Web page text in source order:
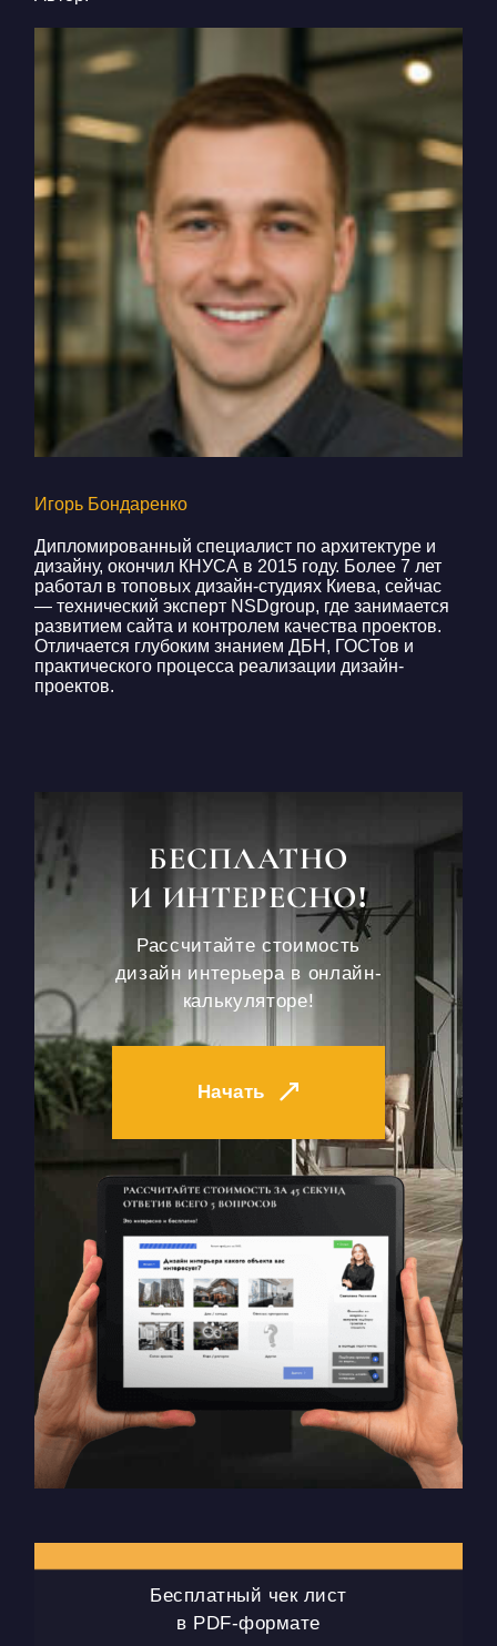
Игорь Бондаренко
Дипломированный специалист по архитектуре и
дизайну, окончил КНУСА в 2015 году. Более 7 лет
работал в топовых дизайн-студиях Киева, сейчас
— технический эксперт NSDgroup, где занимается
развитием сайта и контролем качества проектов.
Отличается глубоким знанием ДБН, ГОСТов и
практического процесса реализации дизайн-
проектов.
БЕСПЛАТНО
И ИНТЕРЕСНО!
Рассчитайте стоимость
дизайн интерьера в онлайн-
калькуляторе!
Начать
Бесплатный чек лист
в PDF-формате